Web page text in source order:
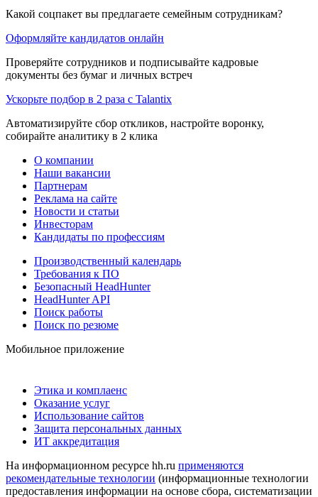
Какой соцпакет вы предлагаете семейным сотрудникам?
Оформляйте кандидатов онлайн
Проверяйте сотрудников и подписывайте кадровые
документы без бумаг и личных встреч
Ускорьте подбор в 2 раза с Talantix
Автоматизируйте сбор откликов, настройте воронку,
собирайте аналитику в 2 клика
О компании
Наши вакансии
Партнерам
Реклама на сайте
Новости и статьи
Инвесторам
Кандидаты по профессиям
Производственный календарь
Требования к ПО
Безопасный HeadHunter
HeadHunter API
Поиск работы
Поиск по резюме
Мобильное приложение
Этика и комплаенс
Оказание услуг
Использование сайтов
Защита персональных данных
ИТ аккредитация
На информационном ресурсе hh.ru применяются
рекомендательные технологии (информационные технологии
предоставления информации на основе сбора, систематизации